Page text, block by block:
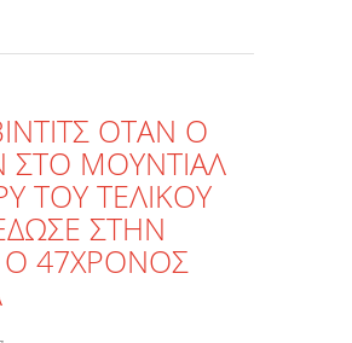
ΟΤΑΝ Ο
ΜΟΥΝΤΙΑΛ
ΤΟΥ ΤΕΛΙΚΟΥ
ΣΤΗΝ
Ο 47ΧΡΟΝΟΣ